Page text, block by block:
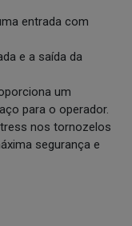
entrada com
e a saída da
um
para o operador.
nos tornozelos
segurança e